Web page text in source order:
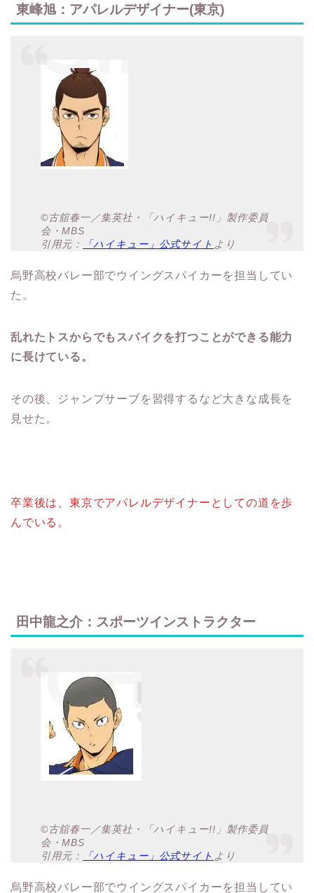
東峰旭：アパレルデザイナー(東京)
©古舘春一／集英社・「ハイキュー!!」製作委員
会・MBS
引用元：
「ハイキュー」公式サイト より
烏野高校バレー部でウイングスパイカーを担当してい
た。
乱れたトスからでもスパイクを打つことができる能力
に長けている。
その後、ジャンプサーブを習得するなど大きな成長を
見せた。
卒業後は、東京でアパレルデザイナーとしての道を歩
んでいる。
田中龍之介：スポーツインストラクター
©古舘春一／集英社・「ハイキュー!!」製作委員
会・MBS
引用元：
「ハイキュー」公式サイト より
烏野高校バレー部でウイングスパイカーを担当してい